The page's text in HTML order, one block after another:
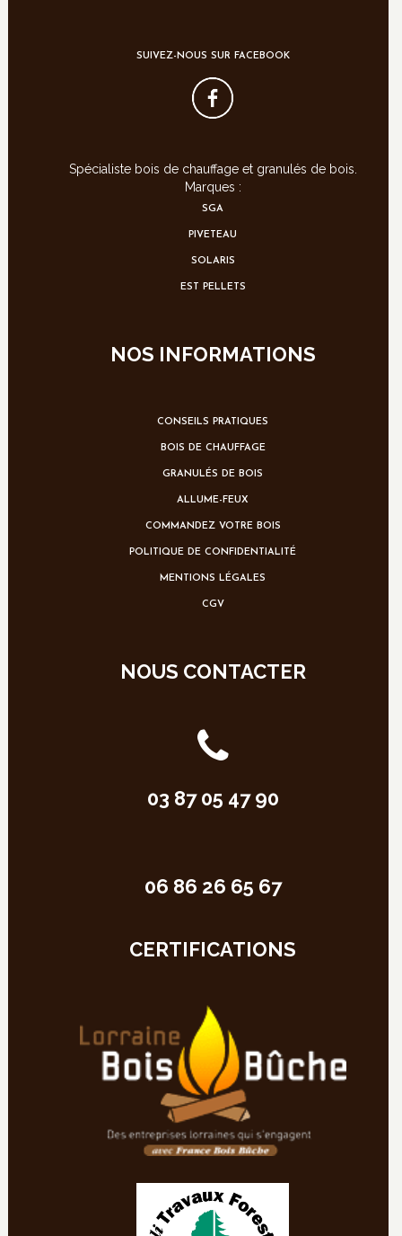
SUIVEZ-NOUS SUR FACEBOOK
Spécialiste bois de chauffage et granulés de bois.
Marques :
SGA
PIVETEAU
SOLARIS
EST PELLETS
NOS INFORMATIONS
CONSEILS PRATIQUES
BOIS DE CHAUFFAGE
GRANULÉS DE BOIS
ALLUME-FEUX
COMMANDEZ VOTRE BOIS
POLITIQUE DE CONFIDENTIALITÉ
MENTIONS LÉGALES
CGV
NOUS CONTACTER
03 87 05 47 90
06 86 26 65 67
CERTIFICATIONS